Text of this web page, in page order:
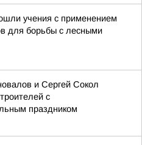
учения с применением
для борьбы с лесными
и Сергей Сокол
с
праздником